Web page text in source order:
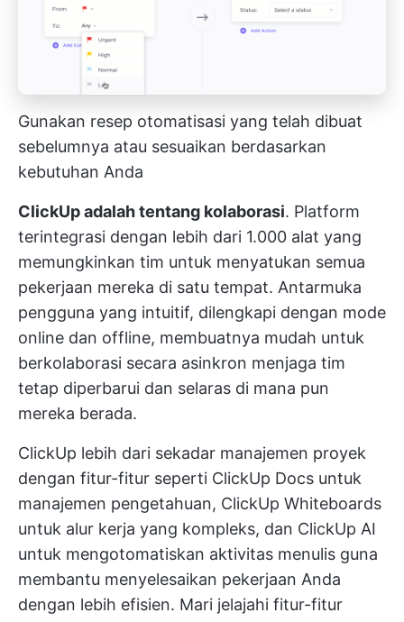
Gunakan resep otomatisasi yang telah dibuat
sebelumnya atau sesuaikan berdasarkan
kebutuhan Anda
ClickUp adalah tentang kolaborasi. Platform
terintegrasi dengan lebih dari 1.000 alat yang
memungkinkan tim untuk menyatukan semua
pekerjaan mereka di satu tempat. Antarmuka
pengguna yang intuitif, dilengkapi dengan mode
online dan offline, membuatnya mudah untuk
berkolaborasi secara asinkron menjaga tim
tetap diperbarui dan selaras di mana pun
mereka berada.
ClickUp lebih dari sekadar manajemen proyek
dengan fitur-fitur seperti ClickUp Docs untuk
manajemen pengetahuan, ClickUp Whiteboards
untuk alur kerja yang kompleks, dan ClickUp AI
untuk mengotomatiskan aktivitas menulis guna
membantu menyelesaikan pekerjaan Anda
dengan lebih efisien. Mari jelajahi fitur-fitur